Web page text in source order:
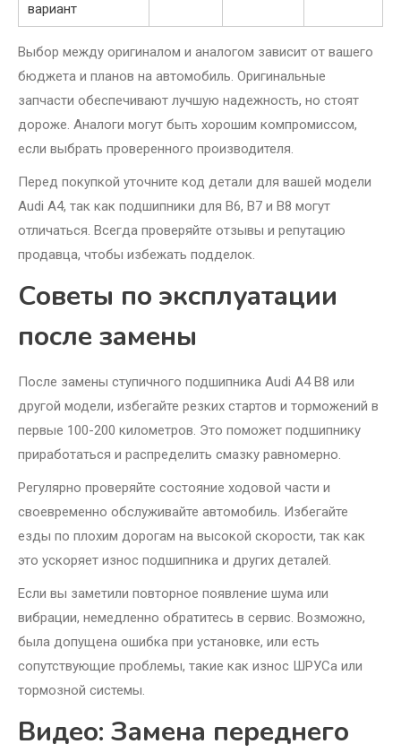
вариант
Выбор между оригиналом и аналогом зависит от вашего
бюджета и планов на автомобиль. Оригинальные
запчасти обеспечивают лучшую надежность, но стоят
дороже. Аналоги могут быть хорошим компромиссом,
если выбрать проверенного производителя.
Перед покупкой уточните код детали для вашей модели
Audi A4, так как подшипники для B6, B7 и B8 могут
отличаться. Всегда проверяйте отзывы и репутацию
продавца, чтобы избежать подделок.
Советы по эксплуатации
после замены
После замены ступичного подшипника Audi A4 B8 или
другой модели, избегайте резких стартов и торможений в
первые 100-200 километров. Это поможет подшипнику
приработаться и распределить смазку равномерно.
Регулярно проверяйте состояние ходовой части и
своевременно обслуживайте автомобиль. Избегайте
езды по плохим дорогам на высокой скорости, так как
это ускоряет износ подшипника и других деталей.
Если вы заметили повторное появление шума или
вибрации, немедленно обратитесь в сервис. Возможно,
была допущена ошибка при установке, или есть
сопутствующие проблемы, такие как износ ШРУСа или
тормозной системы.
Видео: Замена переднего